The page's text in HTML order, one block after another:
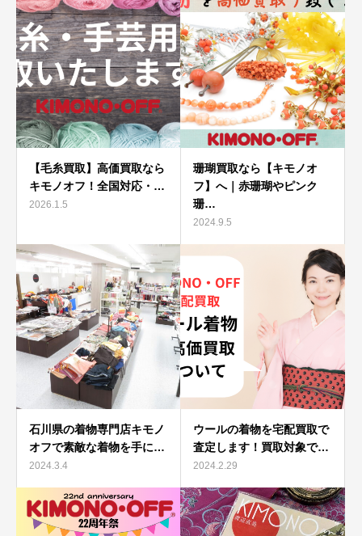
【毛糸買取】高価買取なら
キモノオフ！全国対応・…
2026.1.5
珊瑚買取なら【キモノオ
フ】へ｜赤珊瑚やピンク
珊…
2024.9.5
石川県の着物専門店キモノ
オフで素敵な着物を手に…
2024.3.4
ウールの着物を宅配買取で
査定します！買取対象で…
2024.2.29